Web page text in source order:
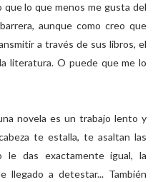
lo que menos me gusta del
aunque como creo que
a través de sus libros, el
literatura. O puede que me lo
novela es un trabajo lento y
te estalla, te asaltan las
le das exactamente igual, la
llegado a detestar... También